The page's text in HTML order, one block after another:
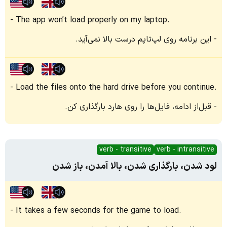
The app won’t load properly on my laptop.
این برنامه روی لپ‌تاپم درست بالا نمی‌آید.
Load the files onto the hard drive before you continue.
قبل‌از ادامه، فایل‌ها را روی هارد بارگذاری کن.
verb - intransitive
verb - transitive
لود شدن، بارگذاری شدن، بالا آمدن، باز شدن
It takes a few seconds for the game to load.